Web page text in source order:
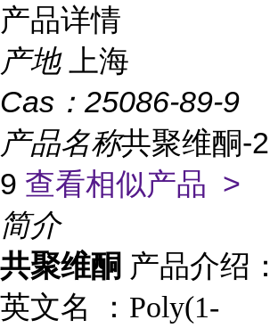
产品详情
产地
上海
Cas： 25086-89-9
产品名称共聚维酮-
9 查看相似产品 >
简介
共聚维酮 产品介绍：
英文名 ： Poly(1-